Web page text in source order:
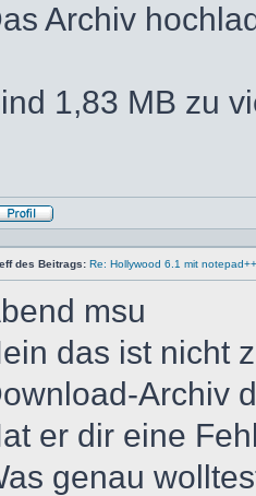
Archiv
1,83 MB zu
Profil
des Beitrags: Re: Hollywood 6.1 mit notepad++
msu
das ist nicht
Archiv
er dir eine
genau